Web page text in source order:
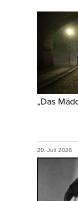
„Das
29. Juli 2026